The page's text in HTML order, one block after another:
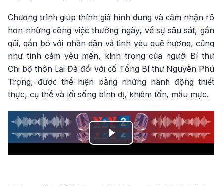
Chương trình giúp thính giả hình dung và cảm nhận rõ
hơn những công việc thường ngày, về sự sâu sát, gần
gũi, gắn bó với nhân dân và tình yêu quê hương, cũng
như tình cảm yêu mến, kính trọng của người Bí thư
Chi bộ thôn Lại Đà đối với cố Tổng Bí thư Nguyễn Phú
Trọng, được thể hiện bằng những hành động thiết
thực, cụ thể và lối sống bình dị, khiêm tốn, mẫu mực.
Play